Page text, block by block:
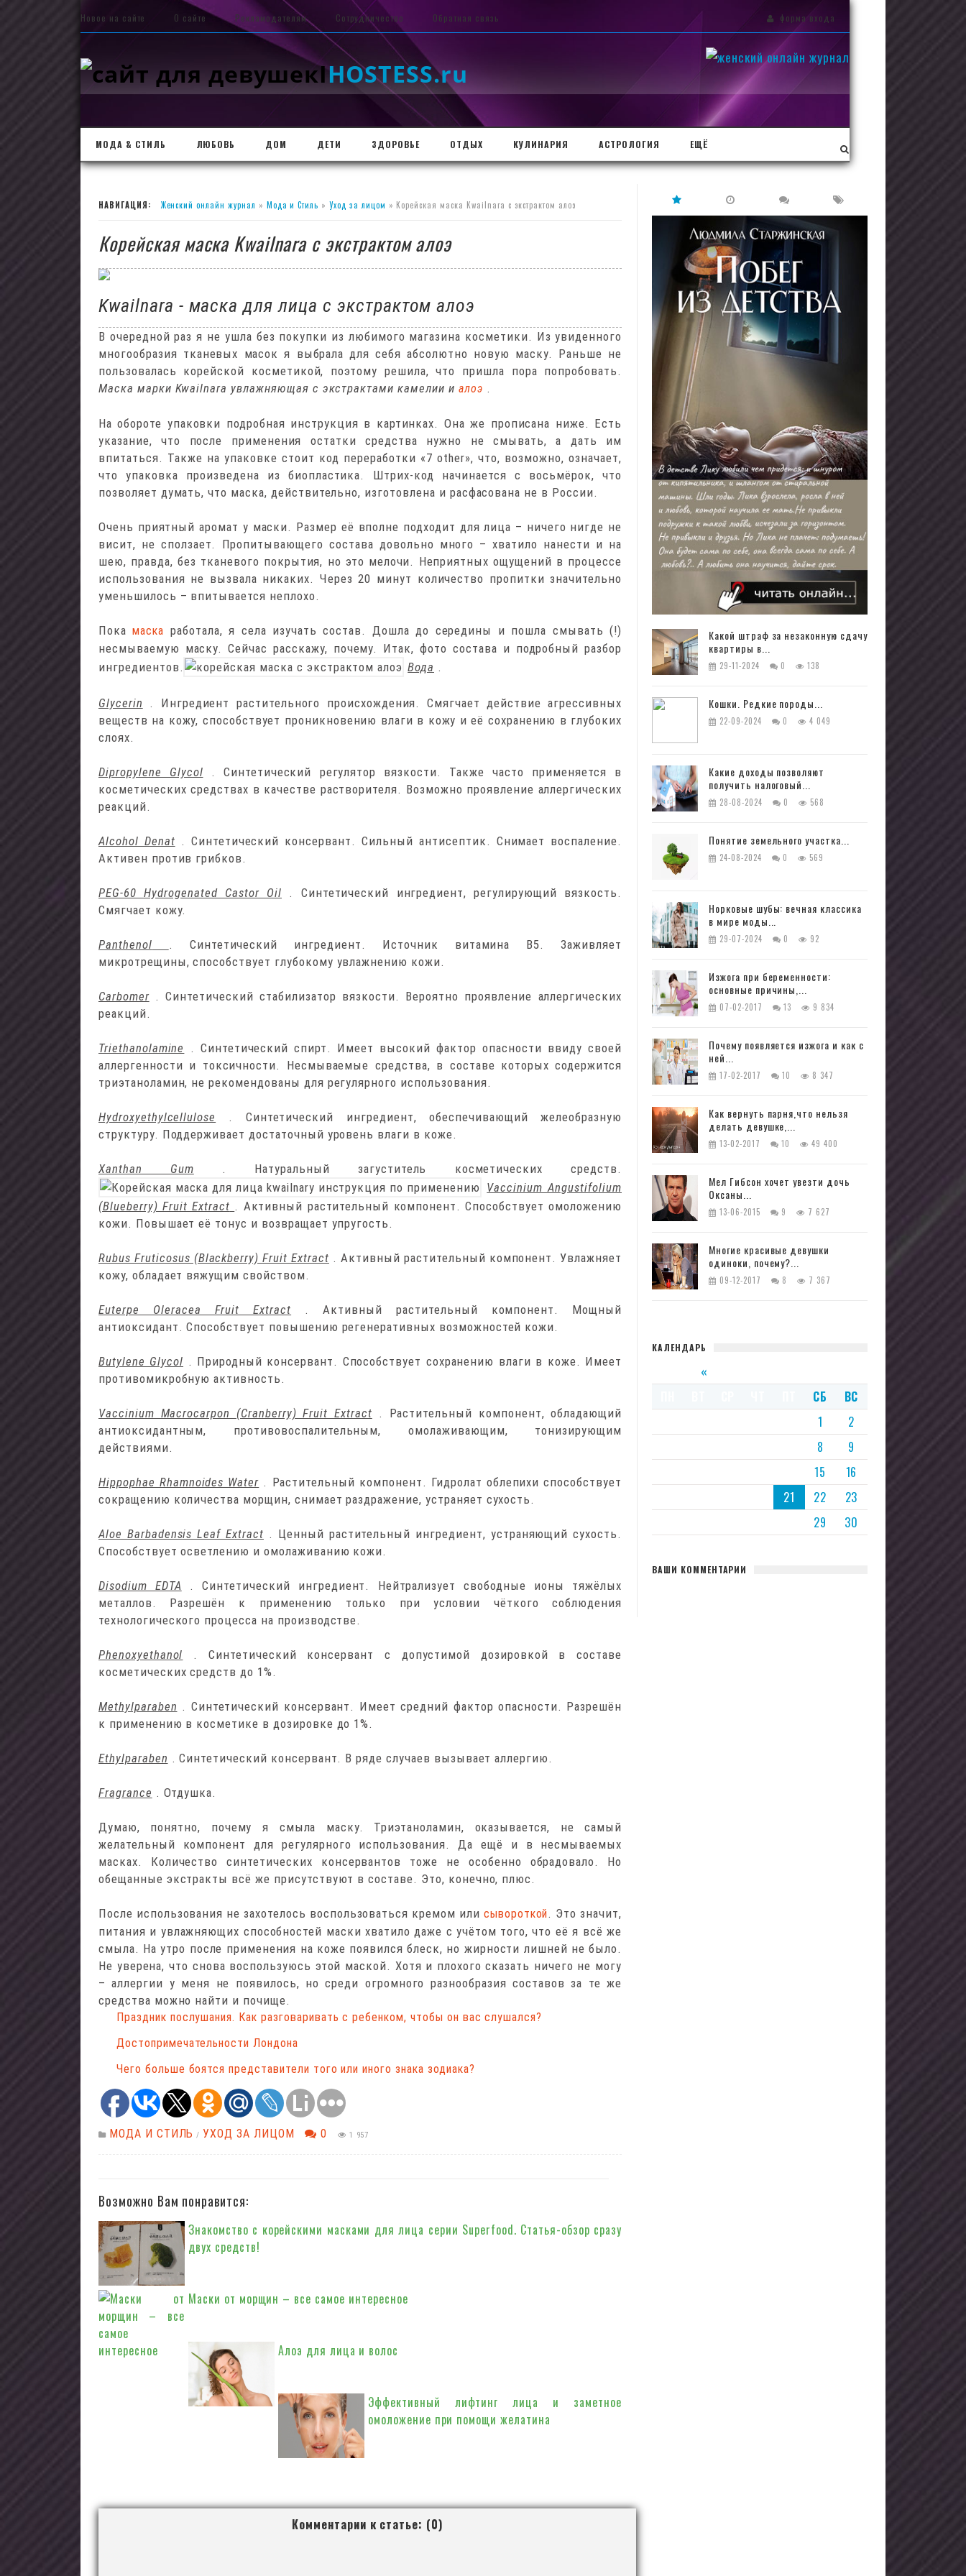
Новое на сайте О сайте Рекламодателям Сотрудничество Обратная связь форма входа
IHOSTESS.ru
МОДА & СТИЛЬ ЛЮБОВЬ ДОМ ДЕТИ ЗДОРОВЬЕ ОТДЫХ КУЛИНАРИЯ АСТРОЛОГИЯ ЕЩЁ
НАВИГАЦИЯ: Женский онлайн журнал » Мода и Стиль »Уход за лицом » Корейская маска Kwailnara с экстрактом алоэ
Корейская маска Kwailnara с экстрактом алоэ
Kwailnara - маска для лица с экстрактом алоэ
В очередной раз я не ушла без покупки из любимого магазина косметики. Из увиденного
многообразия тканевых масок я выбрала для себя абсолютно новую маску. Раньше не
пользовалась корейской косметикой, поэтому решила, что пришла пора попробовать.
Маска марки Kwailnara увлажняющая с экстрактами камелии и алоэ .
На обороте упаковки подробная инструкция в картинках. Она же прописана ниже. Есть
указание, что после применения остатки средства нужно не смывать, а дать им
впитаться. Также на упаковке стоит код переработки «7 other», что, возможно, означает,
что упаковка произведена из биопластика. Штрих-код начинается с восьмёрок, что
позволяет думать, что маска, действительно, изготовлена и расфасована не в России.
Очень приятный аромат у маски. Размер её вполне подходит для лица – ничего нигде не
висит, не сползает. Пропитывающего состава довольно много – хватило нанести и на
шею, правда, без тканевого покрытия, но это мелочи. Неприятных ощущений в процессе
использования не вызвала никаких. Через 20 минут количество пропитки значительно
уменьшилось – впитывается неплохо.
Покамаска работала, я села изучать состав. Дошла до середины и пошла смывать (!)
несмываемую маску. Сейчас расскажу, почему. Итак, фото состава и подробный разбор
ингредиентов.
Вода .
Glycerin . Ингредиент растительного происхождения. Смягчает действие агрессивных
веществ на кожу, способствует проникновению влаги в кожу и её сохранению в глубоких
слоях.
Dipropylene Glycol
. Синтетический регулятор вязкости. Также часто применяется в
косметических средствах в качестве растворителя. Возможно проявление аллергических
реакций.
Alcohol Denat . Синтетический консервант. Сильный антисептик. Снимает воспаление.
Активен против грибков.
PEG-60 Hydrogenated Castor Oil . Синтетический ингредиент, регулирующий вязкость.
Смягчает кожу.
Panthenol
. Синтетический ингредиент. Источник витамина В5. Заживляет
микротрещины, способствует глубокому увлажнению кожи.
Carbomer . Синтетический стабилизатор вязкости. Вероятно проявление аллергических
реакций.
Triethanolamine . Синтетический спирт. Имеет высокий фактор опасности ввиду своей
аллергенности и токсичности. Несмываемые средства, в составе которых содержится
триэтаноламин, не рекомендованы для регулярного использования.
Hydroxyethylcellulose
. Синтетический ингредиент, обеспечивающий желеобразную
структуру. Поддерживает достаточный уровень влаги в коже.
Xanthan Gum
. Натуральный загуститель косметических средств.
Vaccinium Angustifolium
(Blueberry) Fruit Extract . Активный растительный компонент. Способствует омоложению
кожи. Повышает её тонус и возвращает упругость.
Rubus Fruticosus (Blackberry) Fruit Extract . Активный растительный компонент. Увлажняет
кожу, обладает вяжущим свойством.
Euterpe Oleracea Fruit Extract
. Активный растительный компонент. Мощный
антиоксидант. Способствует повышению регенеративных возможностей кожи.
Butylene Glycol . Природный консервант. Способствует сохранению влаги в коже. Имеет
противомикробную активность.
Vaccinium Macrocarpon (Cranberry) Fruit Extract . Растительный компонент, обладающий
антиоксидантным, противовоспалительным, омолаживающим, тонизирующим
действиями.
Hippophae Rhamnoides Water . Растительный компонент. Гидролат облепихи способствует
сокращению количества морщин, снимает раздражение, устраняет сухость.
Aloe Barbadensis Leaf Extract . Ценный растительный ингредиент, устраняющий сухость.
Способствует осветлению и омолаживанию кожи.
Disodium EDTA
. Синтетический ингредиент. Нейтрализует свободные ионы тяжёлых
металлов. Разрешён к применению только при условии чёткого соблюдения
технологического процесса на производстве.
Phenoxyethanol
. Синтетический консервант с допустимой дозировкой в составе
косметических средств до 1%.
Methylparaben . Синтетический консервант. Имеет средний фактор опасности. Разрешён
к применению в косметике в дозировке до 1%.
Ethylparaben . Синтетический консервант. В ряде случаев вызывает аллергию.
Fragrance . Отдушка.
Думаю, понятно, почему я смыла маску. Триэтаноламин, оказывается, не самый
желательный компонент для регулярного использования. Да ещё и в несмываемых
масках. Количество синтетических консервантов тоже не особенно обрадовало. Но
обещанные экстракты всё же присутствуют в составе. Это, конечно, плюс.
После использования не захотелось воспользоваться кремом или сывороткой. Это значит,
питания и увлажняющих способностей маски хватило даже с учётом того, что её я всё же
смыла. На утро после применения на коже появился блеск, но жирности лишней не было.
Не уверена, что снова воспользуюсь этой маской. Хотя и плохого сказать ничего не могу
– аллергии у меня не появилось, но среди огромного разнообразия составов за те же
средства можно найти и почище.
Праздник послушания. Как разговаривать с ребенком, чтобы он вас слушался?
Достопримечательности Лондона
Чего больше боятся представители того или иного знака зодиака?
МОДА И СТИЛЬ / УХОД ЗА ЛИЦОМ 0 1 957
Возможно Вам понравится:
Знакомство с корейскими масками для лица серии Superfood. Статья-обзор сразу
двух средств!
Маски от морщин – все самое интересное
Алоэ для лица и волос
Эффективный лифтинг лица и заметное
омоложение при помощи желатина
Комментарии к статье: (0)
Какой штраф за незаконную сдачу
квартиры в...
29-11-2024 0 138
Кошки. Редкие породы...
22-09-2024 0 4 049
Какие доходы позволяют
получить налоговый...
28-08-2024 0 568
Понятие земельного участка...
24-08-2024 0 569
Норковые шубы: вечная классика
в мире моды...
29-07-2024 0 92
Изжога при беременности:
основные причины,...
07-02-2017 13 9 834
Почему появляется изжога и как с
ней...
17-02-2017 10 8 347
Как вернуть парня,что нельзя
делать девушке,...
13-02-2017 10 49 400
Мел Гибсон хочет увезти дочь
Оксаны...
13-06-2015 9 7 627
Многие красивые девушки
одиноки, почему?...
09-12-2017 8 7 367
КАЛЕНДАРЬ
«
СБ
ВС
1
2
8
9
15
16
21 22
23
29 30
ВАШИ КОММЕНТАРИИ